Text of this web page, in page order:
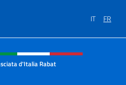
IT FR
et en-tête de
d'Italia Rabat